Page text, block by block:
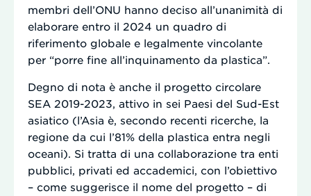
membri dell’ONU hanno deciso all’unanimità di
elaborare entro il 2024 un quadro di
riferimento globale e legalmente vincolante
per “porre fine all’inquinamento da plastica”.
Degno di nota è anche il progetto circolare
SEA 2019-2023, attivo in sei Paesi del Sud-Est
asiatico (l’Asia è, secondo recenti ricerche, la
regione da cui l’81% della plastica entra negli
oceani). Si tratta di una collaborazione tra enti
pubblici, privati ed accademici, con l’obiettivo
– come suggerisce il nome del progetto – di